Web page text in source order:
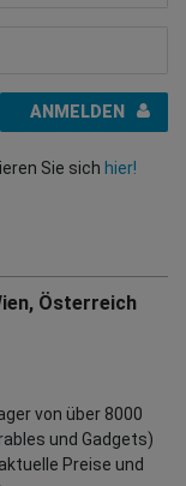
ANMELDEN
Sie sich hier!
Österreich
von über 8000
und Gadgets)
Preise und